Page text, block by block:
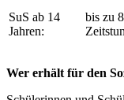
SuS ab 14
Jahren:
bis zu 8
Wer erhält für den